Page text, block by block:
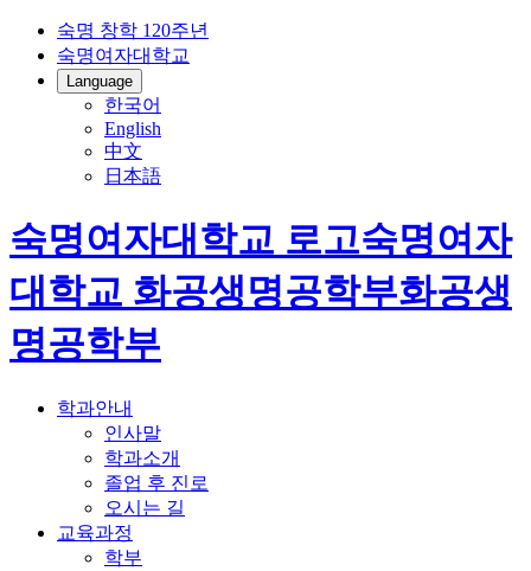
숙명 창학 120주년
숙명여자대학교
Language
한국어
English
中文
日本語
숙명여자대학교 로고숙명여자
대학교 화공생명공학부화공생
명공학부
학과안내
인사말
학과소개
졸업 후 진로
오시는 길
교육과정
학부